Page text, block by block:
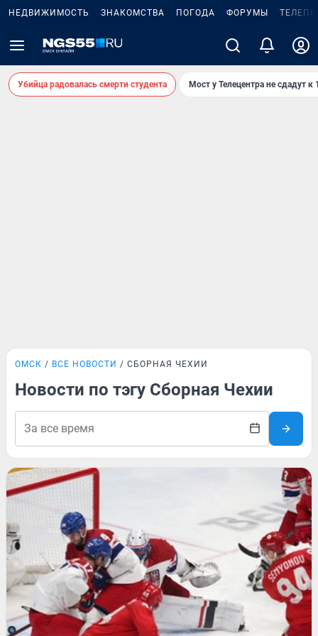
НЕДВИЖИМОСТЬ ЗНАКОМСТВА ПОГОДА ФОРУМЫ
Убийца радовалась смерти студента Мост у Телецентра не сдадут к
ОМСК ВСЕ НОВОСТИ СБОРНАЯ ЧЕХИИ
Новости по тэгу Сборная Чехии